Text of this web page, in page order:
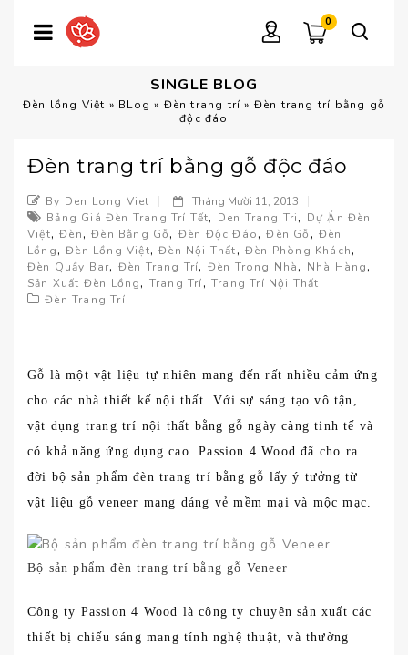
0
SINGLE BLOG
Đèn lồng Việt » BLog » Đèn trang trí » Đèn trang trí bằng gỗ
độc đáo
Đèn trang trí bằng gỗ độc đáo
By Den Long Viet
Tháng Mười 11, 2013
Bảng Giá Đèn Trang Trí Tết, Den Trang Tri, Dự Án Đèn
Việt,Đèn,Đèn Bằng Gỗ, Đèn Độc Đáo,Đèn Gỗ ,Đèn
Lồng,Đèn Lồng Việt,Đèn Nội Thất,Đèn Phòng Khách,
Đèn Quầy Bar, Đèn Trang Trí, Đèn Trong Nhà, Nhà Hàng,
Sản Xuất Đèn Lồng, Trang Trí,Trang Trí Nội Thất
Đèn Trang Trí
Gỗ là một vật liệu tự nhiên mang đến rất nhiều cảm ứng
cho các nhà thiết kế nội thất. Với sự sáng tạo vô tận,
vật dụng trang trí nội thất bằng gỗ ngày càng tinh tế và
có khả năng ứng dụng cao. Passion 4 Wood đã cho ra
đời bộ sản phẩm đèn trang trí bằng gỗ lấy ý tưởng từ
vật liệu gỗ veneer mang dáng vẻ mềm mại và mộc mạc.
Bộ sản phẩm đèn trang trí bằng gỗ Veneer
Công ty Passion 4 Wood là công ty chuyên sản xuất các
thiết bị chiếu sáng mang tính nghệ thuật, và thường